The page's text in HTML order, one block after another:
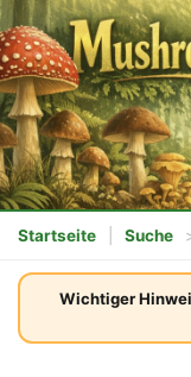
Startseite Suche
Wichtiger